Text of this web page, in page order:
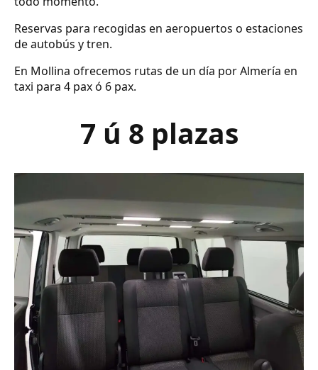
Reservas para recogidas en aeropuertos o estaciones
de autobús y tren.
En Mollina ofrecemos rutas de un día por Almería en
taxi para 4 pax ó 6 pax.
7 ú 8 plazas